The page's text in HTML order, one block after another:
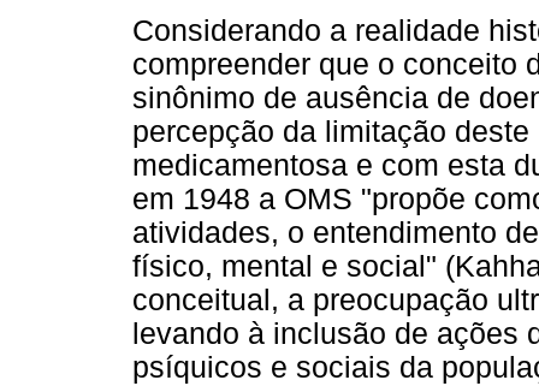
Considerando a realidade
compreender que o conceito
sinônimo de ausência de
percepção da limitação
medicamentosa e com esta
em 1948 a OMS "propõe
atividades, o entendimento
físico, mental e social"
conceitual, a preocupação
levando à inclusão de ações
psíquicos e sociais da